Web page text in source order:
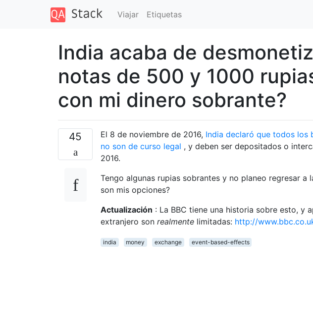
Viajar Etiquetas
India acaba de
notas de 500 y 1000
con mi dinero sobrante?
45 El 8 de noviembre de 2016, India declaró que todos los
no son de curso legal , y deben ser depositados o
2016.
Tengo algunas rupias sobrantes y no planeo regresar a
son mis opciones?
Actualización : La BBC tiene una historia sobre esto, y
extranjero son realmente limitadas: http://
india money exchange event-based-effects